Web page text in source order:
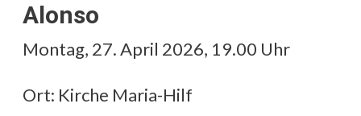
Alonso
Montag, 27. April 2026, 19.00 Uhr
Ort: Kirche Maria-Hilf